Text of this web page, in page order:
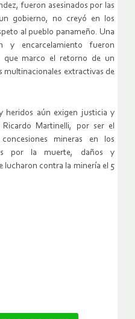
fueron asesinados por las
gobierno, no creyó en los
al pueblo panameño. Una
y encarcelamiento fueron
que marco el retorno de un
multinacionales extractivas de
heridos aún exigen justicia y
Martinelli, por ser el
mineras en los
por la muerte, daños y
lucharon contra la minería el 5